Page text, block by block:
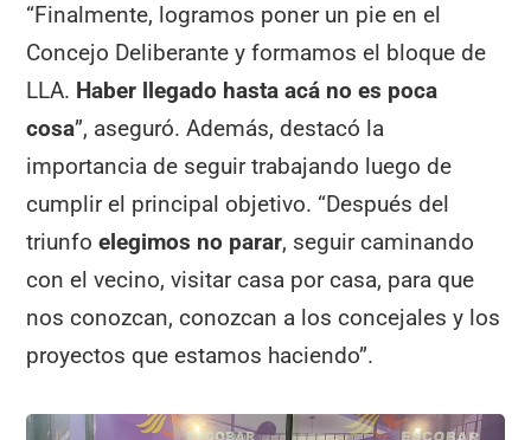
“Finalmente, logramos poner un pie en el
Concejo Deliberante y formamos el bloque de
LLA. Haber llegado hasta acá no es poca
cosa”, aseguró. Además, destacó la
importancia de seguir trabajando luego de
cumplir el principal objetivo. “Después del
triunfoelegimos no parar, seguir caminando
con el vecino, visitar casa por casa, para que
nos conozcan, conozcan a los concejales y los
proyectos que estamos haciendo”.